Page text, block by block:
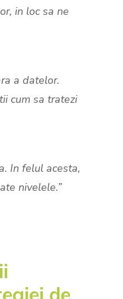
in loc sa ne
a datelor.
cum sa tratezi
In felul acesta,
nivelele.”